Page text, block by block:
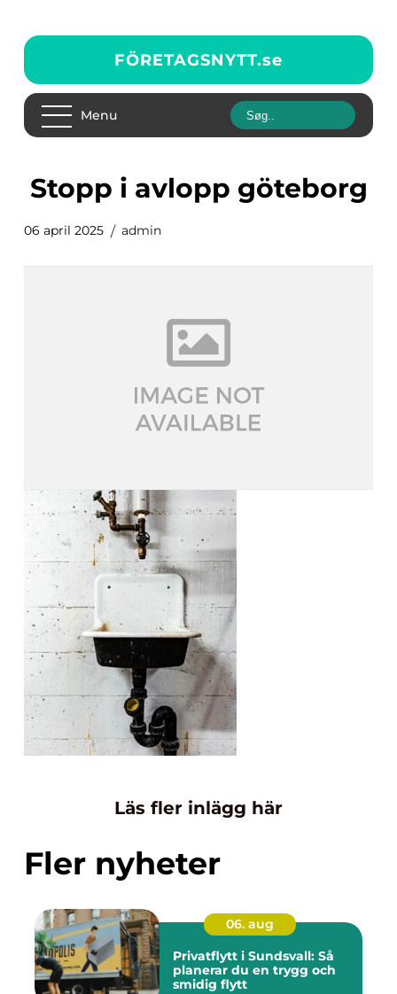
FÖRETAGSNYTT.se
Menu
stopp i avlopp göteborg
06 april 2025 admin
Läs fler inlägg här
Fler nyheter
06. aug
Privatflytt i Sundsvall: Så
planerar du en trygg och
smidig flytt